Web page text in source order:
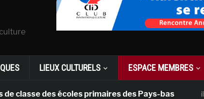
LIEUX CULTURELS ESPACE MEMBRES
des écoles primaires des Pays-bas il y a 1 mois